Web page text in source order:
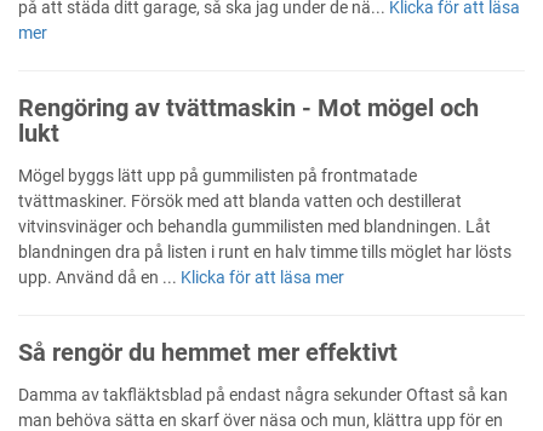
på att städa ditt garage, så ska jag under de nä... Klicka för att läsa
mer
Rengöring av tvättmaskin - Mot mögel och
lukt
Mögel byggs lätt upp på gummilisten på frontmatade
tvättmaskiner. Försök med att blanda vatten och destillerat
vitvinsvinäger och behandla gummilisten med blandningen. Låt
blandningen dra på listen i runt en halv timme tills möglet har lösts
upp. Använd då en ... Klicka för att läsa mer
Så rengör du hemmet mer effektivt
Damma av takfläktsblad på endast några sekunder Oftast så kan
man behöva sätta en skarf över näsa och mun, klättra upp för en